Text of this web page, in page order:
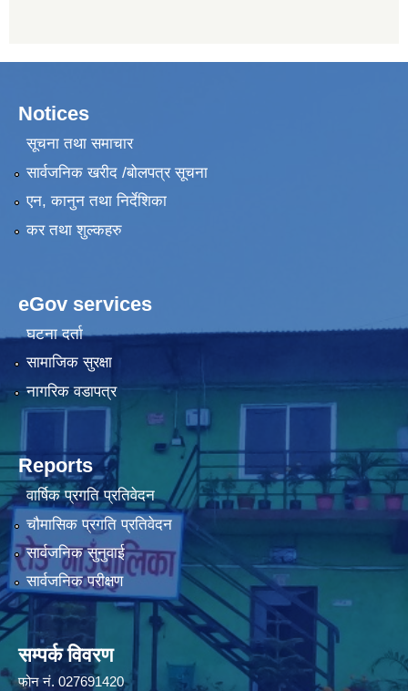
Notices
सूचना तथा समाचार
सार्वजनिक खरीद /बोलपत्र सूचना
एन, कानुन तथा निर्देशिका
कर तथा शुल्कहरु
eGov services
घटना दर्ता
सामाजिक सुरक्षा
नागरिक वडापत्र
Reports
वार्षिक प्रगति प्रतिवेदन
चौमासिक प्रगति प्रतिवेदन
सार्वजनिक सुनुवाई
सार्वजनिक परीक्षण
सम्पर्क विवरण
फोन न‌ं. 027691420